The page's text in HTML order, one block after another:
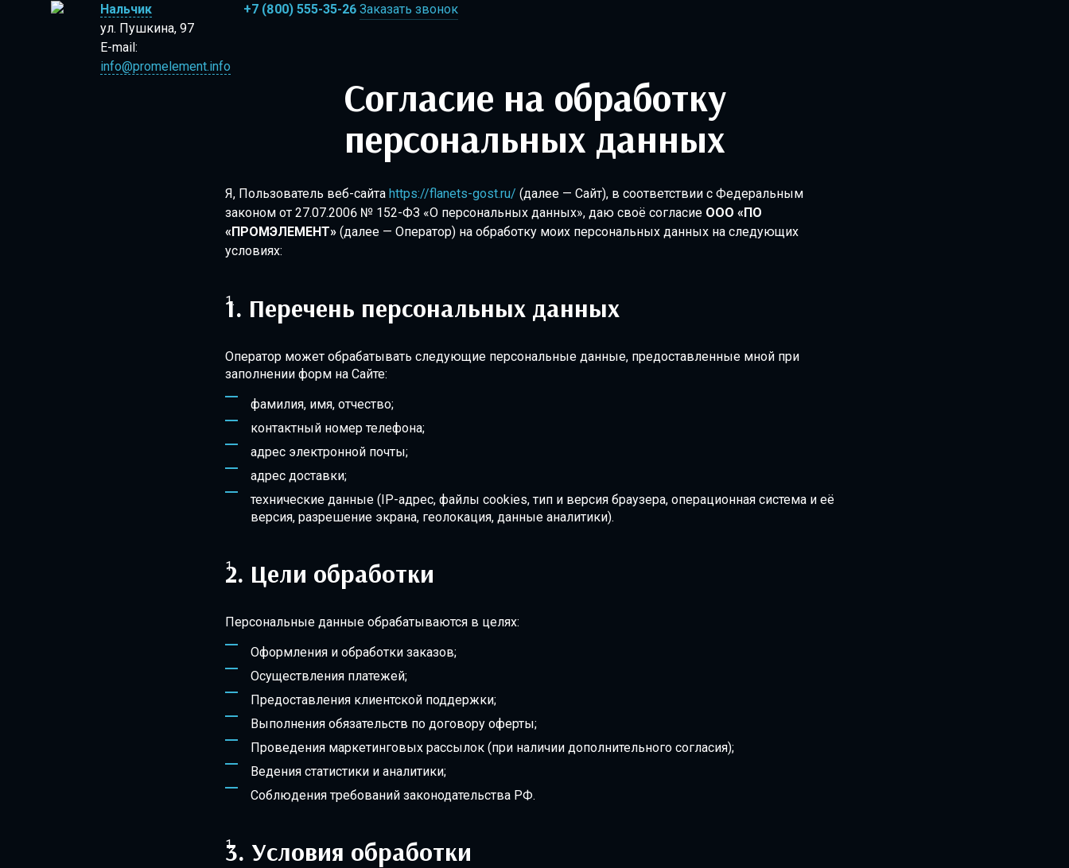
Нальчик
ул. Пушкина, 97
E-mail:
info@promelement.info
+7 (800) 555-35-26 Заказать звонок
Согласие на обработку
персональных данных
Я, Пользователь веб-сайта https://flanets-gost.ru/ (далее — Сайт), в соответствии с Федеральным
законом от 27.07.2006 № 152-ФЗ «О персональных данных», даю своё согласие ООО «ПО
«ПРОМЭЛЕМЕНТ»(далее — Оператор) на обработку моих персональных данных на следующих
условиях:
Перечень персональных данных
Оператор может обрабатывать следующие персональные данные, предоставленные мной при
заполнении форм на Сайте:
фамилия, имя, отчество;
контактный номер телефона;
адрес электронной почты;
адрес доставки;
технические данные (IP-адрес, файлы cookies, тип и версия браузера, операционная система и её
версия, разрешение экрана, геолокация, данные аналитики).
Цели обработки
Персональные данные обрабатываются в целях:
Оформления и обработки заказов;
Осуществления платежей;
Предоставления клиентской поддержки;
Выполнения обязательств по договору оферты;
Проведения маркетинговых рассылок (при наличии дополнительного согласия);
Ведения статистики и аналитики;
Соблюдения требований законодательства РФ.
Условия обработки